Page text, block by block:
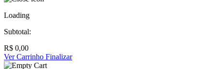
Loading
Subtotal:
R$ 0,00
Ver Carrinho Finalizar